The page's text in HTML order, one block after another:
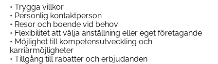
• Trygga villkor
• Personlig kontaktperson
• Resor och boende vid behov
• Flexibilitet att välja anställning eller eget företagande
• Möjlighet till kompetensutveckling och
karriärmöjligheter
• Tillgång till rabatter och erbjudanden